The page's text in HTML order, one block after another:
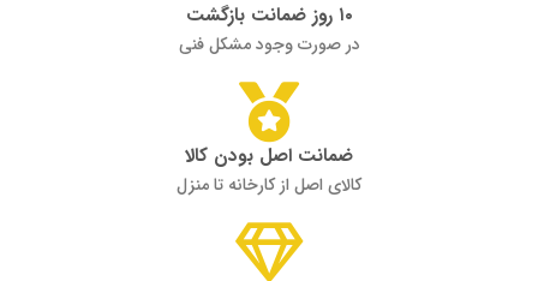
۱۰ روز ضمانت بازگشت
در صورت وجود مشکل فنی
ضمانت اصل بودن کالا
کالای اصل از کارخانه تا منزل